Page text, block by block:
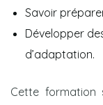
Savoir
Développer
d’adaptation.
Cette formation